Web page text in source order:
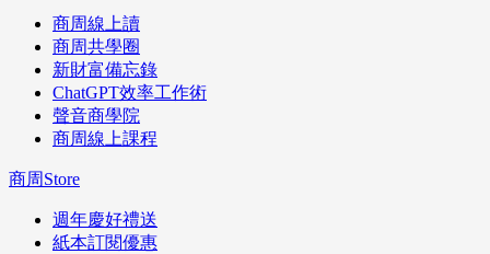
商周線上讀
商周共學圈
新財富備忘錄
ChatGPT效率工作術
聲音商學院
商周線上課程
商周Store
週年慶好禮送
紙本訂閱優惠